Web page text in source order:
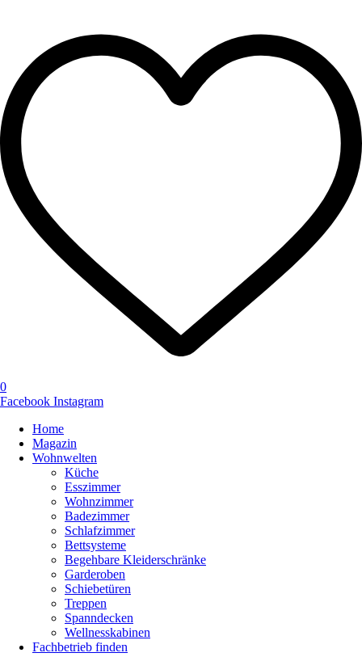
0
Facebook Instagram
Home
Magazin
Wohnwelten
Küche
Esszimmer
Wohnzimmer
Badezimmer
Schlafzimmer
Bettsysteme
Begehbare Kleiderschränke
Garderoben
Schiebetüren
Treppen
Spanndecken
Wellnesskabinen
Fachbetrieb finden